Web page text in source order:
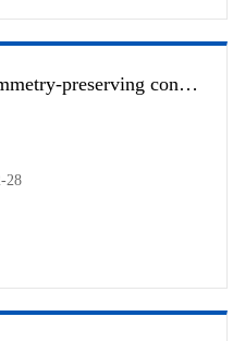
Positivity-preserving and symmetry-preserving conservative Lagrangian schemes for compressible Euler equations in 2D cylindrical coordinates
28